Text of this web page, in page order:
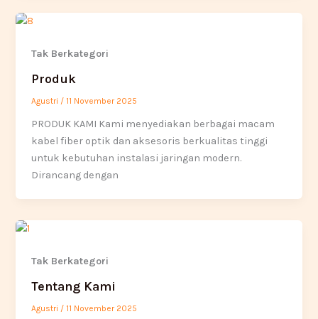
Tak Berkategori
Produk
Agustri /11 November 2025
PRODUK KAMI Kami menyediakan berbagai macam
kabel fiber optik dan aksesoris berkualitas tinggi
untuk kebutuhan instalasi jaringan modern.
Dirancang dengan
Tak Berkategori
Tentang Kami
Agustri /11 November 2025